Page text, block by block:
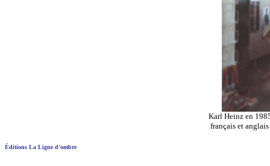
Karl Heinz en
français et
Éditions La Ligne d'ombre